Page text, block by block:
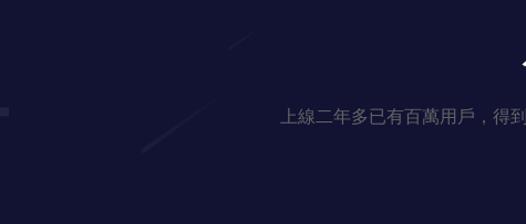
上線二年多已有百萬用戶，得